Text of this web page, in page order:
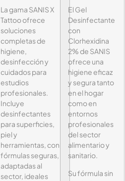
La gama SANIS X
Tattoo ofrece
soluciones
completas de
higiene,
desinfección y
cuidados para
estudios
profesionales.
Incluye
desinfectantes
para superficies,
piel y
herramientas, con
fórmulas seguras,
adaptadas al
sector, ideales
El Gel
Desinfectante
con
Clorhexidina
2% de SANIS
ofrece una
higiene eficaz
y segura tanto
en el hogar
como en
entornos
profesionales
del sector
alimentario y
sanitario.
Su fórmula sin